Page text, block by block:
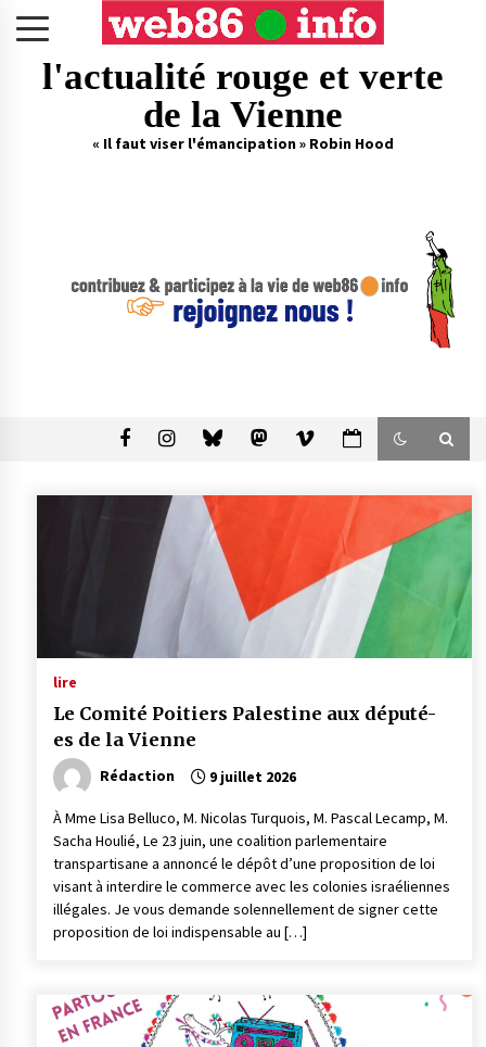
l'actualité rouge et verte
de la Vienne
« Il faut viser l'émancipation » Robin Hood
lire
Le Comité Poitiers Palestine aux député-
es de la Vienne
Rédaction 9 juillet 2026
À Mme Lisa Belluco, M. Nicolas Turquois, M. Pascal Lecamp, M.
Sacha Houlié, Le 23 juin, une coalition parlementaire
transpartisane a annoncé le dépôt d’une proposition de loi
visant à interdire le commerce avec les colonies israéliennes
illégales. Je vous demande solennellement de signer cette
proposition de loi indispensable au […]